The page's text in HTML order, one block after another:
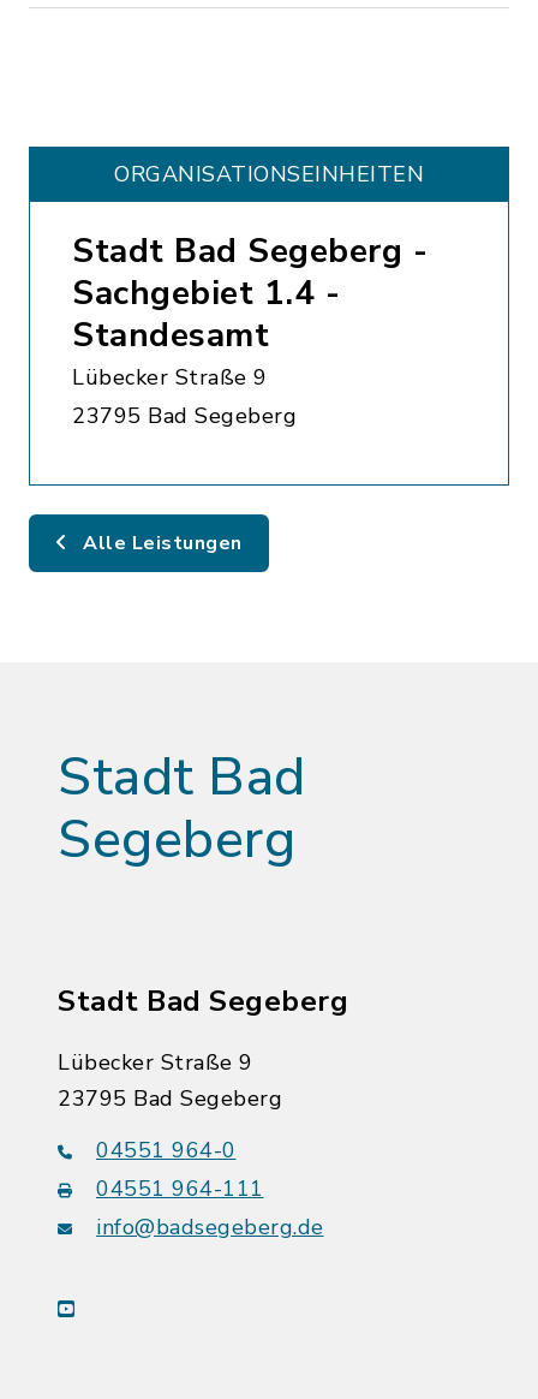
ORGANISATIONS­EINHEITEN
Stadt Bad Segeberg -
Sachgebiet 1.4 -
Standesamt
Lübecker Straße 9
23795 Bad Segeberg
Alle Leistungen
Stadt Bad
Segeberg
Stadt Bad Segeberg
Lübecker Straße 9
23795 Bad Segeberg
04551 964-0
04551 964-111
info@badsegeberg.de
youtube